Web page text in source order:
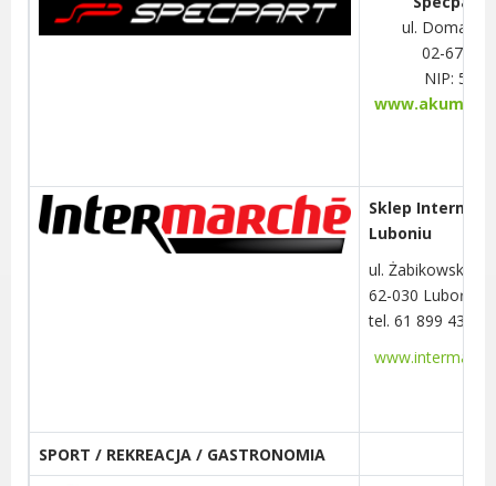
ul.
02-672
NIP:
Sklep
Luboniu
ul. Żabikowska
62-030 Luboń
tel. 61 899 43 11
SPORT / REKREACJA / GASTRONOMIA